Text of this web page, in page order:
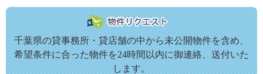
千葉県の貸事務所・貸店舗の中から未公開物件を含め、
希望条件に合った物件を24時間以内に御連絡、送付いた
します。